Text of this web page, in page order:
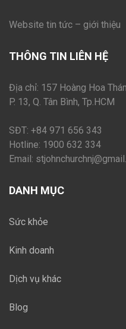
Website tin tức – giới thiệu
THÔNG TIN LIÊN HỆ
Địa chỉ: 157 Hoàng Hoa
P. 13, Q. Tân Bình, Tp.HCM
SĐT: +84 971 656 343
Hotline: 1900 632 334
Email:
DANH MỤC
Sức khỏe
Kinh doanh
Dịch vụ khác
Blog